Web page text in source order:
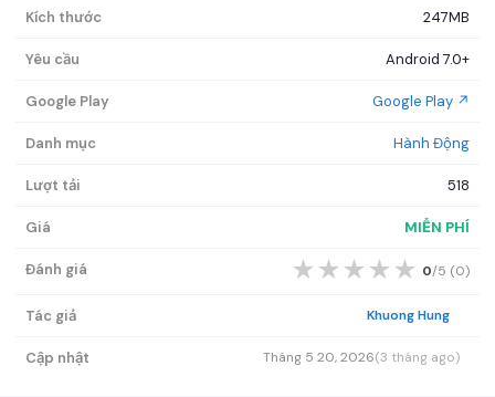
Kích thước 247MB
Yêu cầu Android 7.0+
Google Play Google Play ↗
Danh mục Hành Động
Lượt tải 518
Giá MIỄN PHÍ
Đánh giá ★ ★ ★ ★ ★ 0/5 (0)
Tác giả Khuong Hung
Cập nhật Tháng 5 20, 2026(3 tháng ago)